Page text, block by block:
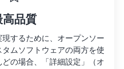
高品質
するために、オープンソー
ムソフトウェアの両方を使
の場合、「詳細設定」（オ